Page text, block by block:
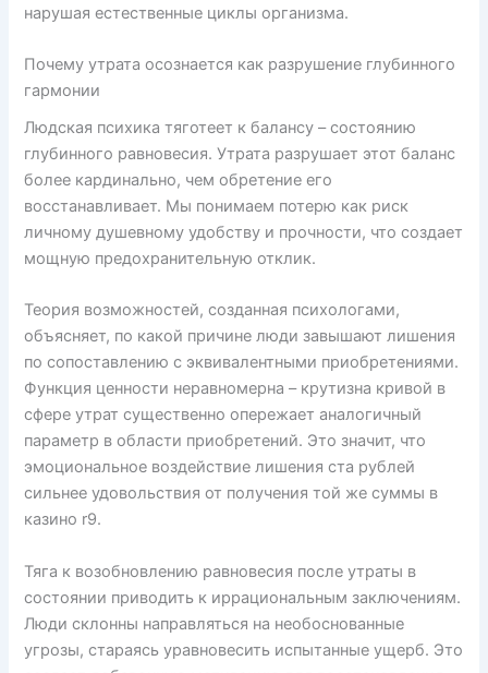
нарушая естественные циклы организма.
Почему утрата осознается как разрушение глубинного
гармонии
Людская психика тяготеет к балансу – состоянию
глубинного равновесия. Утрата разрушает этот баланс
более кардинально, чем обретение его
восстанавливает. Мы понимаем потерю как риск
личному душевному удобству и прочности, что создает
мощную предохранительную отклик.
Теория возможностей, созданная психологами,
объясняет, по какой причине люди завышают лишения
по сопоставлению с эквивалентными приобретениями.
Функция ценности неравномерна – крутизна кривой в
сфере утрат существенно опережает аналогичный
параметр в области приобретений. Это значит, что
эмоциональное воздействие лишения ста рублей
сильнее удовольствия от получения той же суммы в
казино r9.
Тяга к возобновлению равновесия после утраты в
состоянии приводить к иррациональным заключениям.
Люди склонны направляться на необоснованные
угрозы, стараясь уравновесить испытанные ущерб. Это